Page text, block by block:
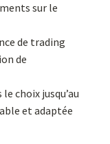
sur le
de trading
de
choix jusqu’au
et adaptée